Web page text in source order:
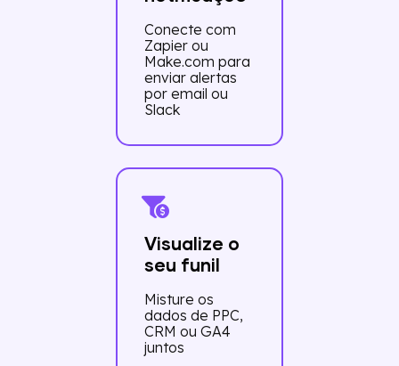
Conecte com
Zapier ou
Make.com para
enviar alertas
por email ou
Slack
Visualize o
seu funil
Misture os
dados de PPC,
CRM ou GA4
juntos